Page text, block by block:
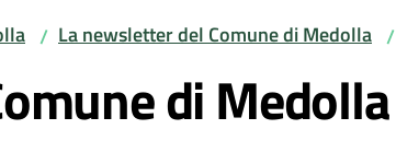
/ La newsletter del Comune di Medolla /
di